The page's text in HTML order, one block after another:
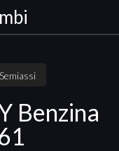
Semiassi
Benzina